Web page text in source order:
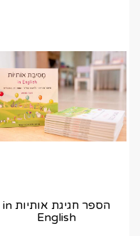
הספר חגיגת אותיות in
English